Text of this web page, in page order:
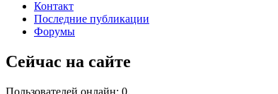
Контакт
Последние публикации
Форумы
Сейчас на сайте
Пользователей онлайн: 0.